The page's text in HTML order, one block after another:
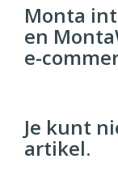
Commerce
9654
Monta
en
e-
Je kunt
artikel.